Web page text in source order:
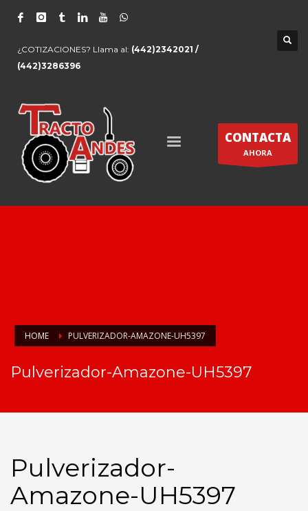
¿COTIZACIONES? Llama al: (442)2342021 /
(442)3286396
CONTACTA
AHORA
HOME PULVERIZADOR-AMAZONE-UH5397
Pulverizador-Amazone-UH5397
Pulverizador-
Amazone-UH5397